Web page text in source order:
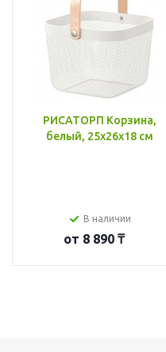
РИСАТОРП Корзина,
белый, 25x26x18 см
В наличии
от 8 890 ₸